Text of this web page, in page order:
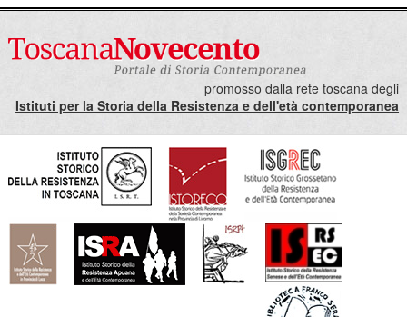
promosso dalla rete toscana degli
Istituti per la Storia della Resistenza e dell'età contemporanea